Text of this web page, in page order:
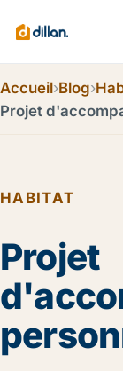
Accueil›Blog›
Projet
HABITAT
Projet